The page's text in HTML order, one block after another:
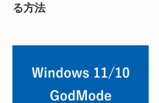
る方法